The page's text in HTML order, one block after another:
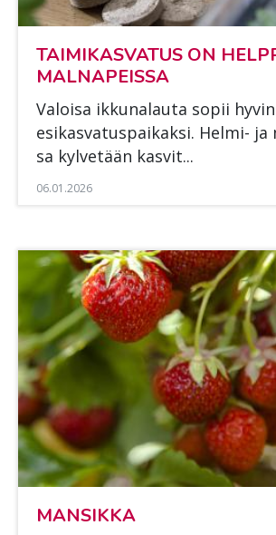
TAI­MI­KAS­VA­TUS ON
MAL­NA­PEIS­SA
Va­loi­sa ik­ku­na­lau­ta so­pii
esi­kas­va­tus­pai­kak­si. Hel­mi-
sa kyl­ve­tään kas­vit...
06.01.2026
MAN­SIK­KA